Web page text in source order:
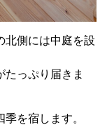
北側には中庭を設
たっぷり届きま
を宿します。